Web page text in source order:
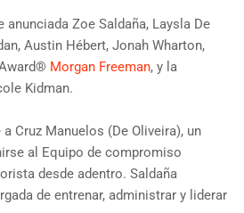
Zoe Saldaña, Laysla De
Austin Hébert, Jonah Wharton,
Morgan Freeman, y la
Kidman.
Cruz Manuelos (De Oliveira), un
al Equipo de compromiso
desde adentro. Saldaña
de entrenar, administrar y liderar